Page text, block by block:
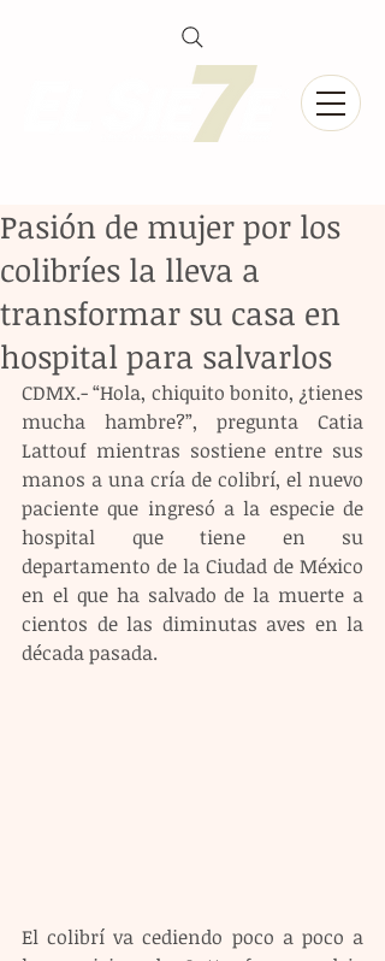
Pasión de mujer por los
colibríes la lleva a
transformar su casa en
hospital para salvarlos
CDMX.- “Hola, chiquito bonito, ¿tienes
mucha hambre?”, pregunta Catia
Lattouf mientras sostiene entre sus
manos a una cría de colibrí, el nuevo
paciente que ingresó a la especie de
hospital que tiene en su
departamento de la Ciudad de México
en el que ha salvado de la muerte a
cientos de las diminutas aves en la
década pasada.
El colibrí va cediendo poco a poco a